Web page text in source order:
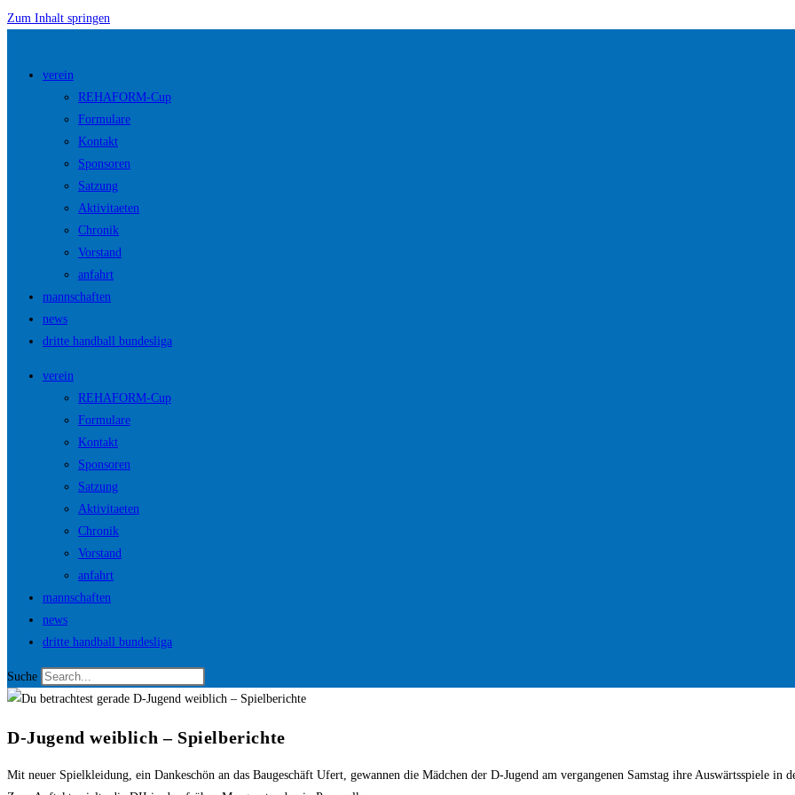
Zum Inhalt springen
verein
REHAFORM-Cup
Formulare
Kontakt
Sponsoren
Satzung
Aktivitaeten
Chronik
Vorstand
anfahrt
mannschaften
news
dritte handball bundesliga
verein
REHAFORM-Cup
Formulare
Kontakt
Sponsoren
Satzung
Aktivitaeten
Chronik
Vorstand
anfahrt
mannschaften
news
dritte handball bundesliga
Suche
D-Jugend weiblich – Spielberichte
Mit neuer Spielkleidung, ein Dankeschön an das Baugeschäft Ufert, gewannen die Mädchen der D-Jugend am vergangenen Samstag ihre Auswärtsspiele in